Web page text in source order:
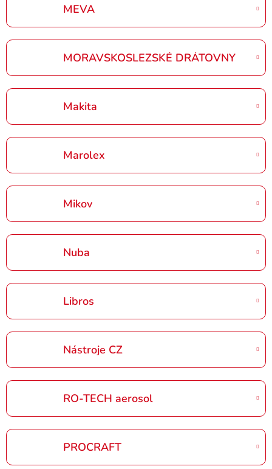
MEVA
MORAVSKOSLEZSKÉ DRÁTOVNY
Makita
Marolex
Mikov
Nuba
Libros
Nástroje CZ
RO-TECH aerosol
PROCRAFT